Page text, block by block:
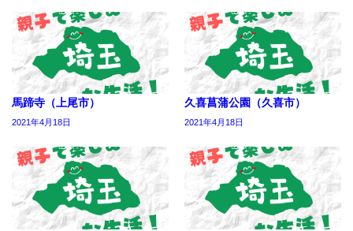
馬蹄寺（上尾市）
2021年4月18日
久喜菖蒲公園（久喜市）
2021年4月18日